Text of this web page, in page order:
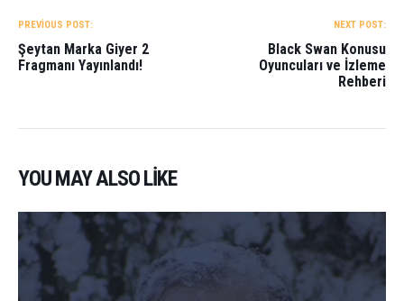
GEZINMESI
PREVIOUS POST:
Şeytan Marka Giyer 2
Fragmanı Yayınlandı!
NEXT POST:
Black Swan Konusu
Oyuncuları ve İzleme
Rehberi
YOU MAY ALSO LIKE